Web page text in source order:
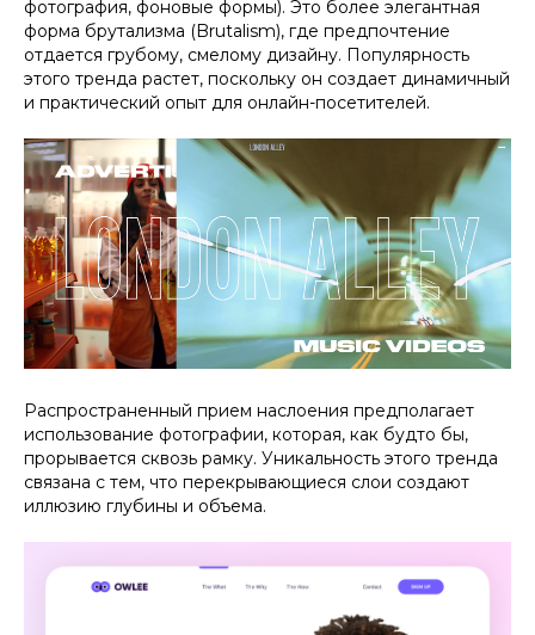
фотография, фоновые формы). Это более элегантная
форма брутализма (Brutalism), где предпочтение
отдается грубому, смелому дизайну. Популярность
этого тренда растет, поскольку он создает динамичный
и практический опыт для онлайн-посетителей.
Распространенный прием наслоения предполагает
использование фотографии, которая, как будто бы,
прорывается сквозь рамку. Уникальность этого тренда
связана с тем, что перекрывающиеся слои создают
иллюзию глубины и объема.